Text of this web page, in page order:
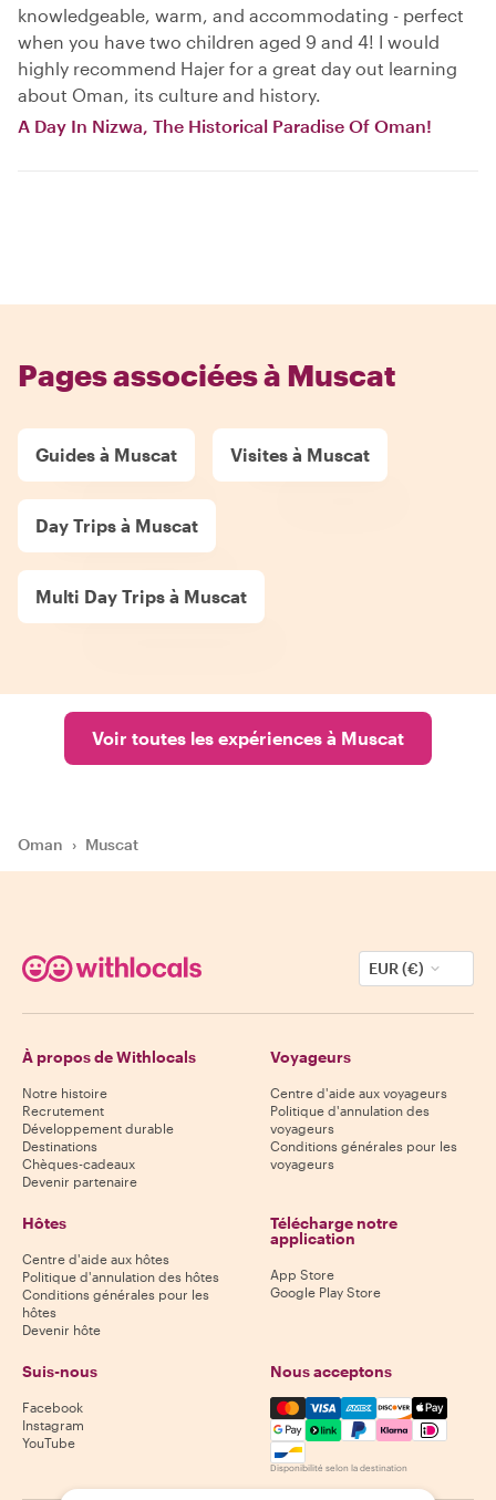
knowledgeable, warm, and accommodating - perfect
when you have two children aged 9 and 4! I would
highly recommend Hajer for a great day out learning
about Oman, its culture and history.
A Day In Nizwa, The Historical Paradise Of Oman!
Pages associées à Muscat
Guides à Muscat Visites à Muscat
Day Trips à Muscat
Multi Day Trips à Muscat
Voir toutes les expériences à Muscat
Oman › Muscat
EUR (€)
À propos de Withlocals
Notre histoire
Recrutement
Développement durable
Destinations
Chèques-cadeaux
Devenir partenaire
Voyageurs
Centre d'aide aux voyageurs
Politique d'annulation des
voyageurs
Conditions générales pour les
voyageurs
Hôtes
Centre d'aide aux hôtes
Politique d'annulation des hôtes
Conditions générales pour les
hôtes
Devenir hôte
Télécharge notre
application
App Store
Google Play Store
Suis-nous
Facebook
Instagram
YouTube
Nous acceptons
Mastercard, Visa, Amex,
Disponibilité selon la destination